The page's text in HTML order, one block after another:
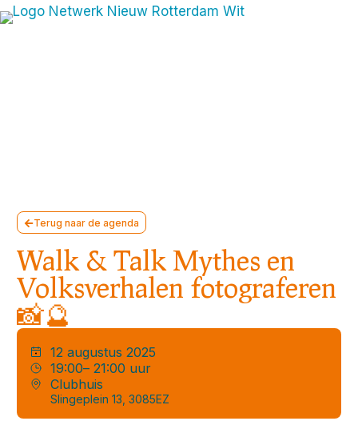
Terug naar de agenda
Walk & Talk Mythes en
Volksverhalen fotograferen
📸🔮
12 augustus 2025
19:00– 21:00 uur
Clubhuis
Slingeplein 13, 3085EZ